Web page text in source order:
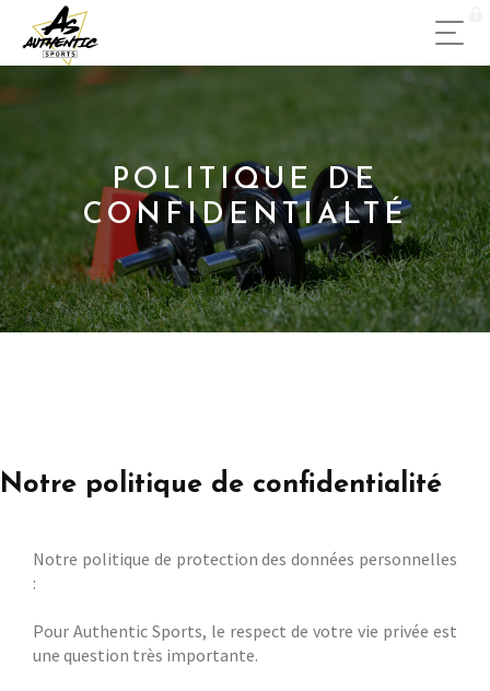
POLITIQUE DE
CONFIDENTIALTÉ
Notre politique de confidentialité
Notre politique de protection des données personnelles
:
Pour Authentic Sports, le respect de votre vie privée est
une question très importante.